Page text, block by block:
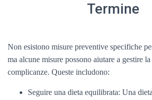
Termine
Non esistono misure preventive specifiche
ma alcune misure possono aiutare a gestire
complicanze. Queste includono:
Seguire una dieta equilibrata: Una